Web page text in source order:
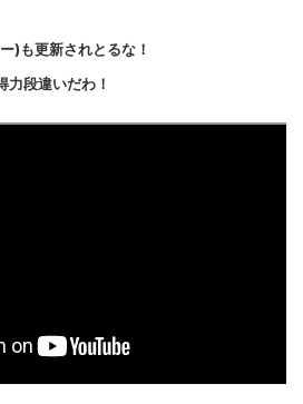
)も更新されとるな！
力段違いだわ！